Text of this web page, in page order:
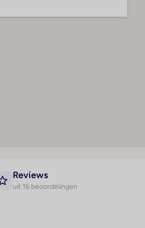
Televisie
Tweepersoonsbed
Reviews
uit 16 beoordelingen